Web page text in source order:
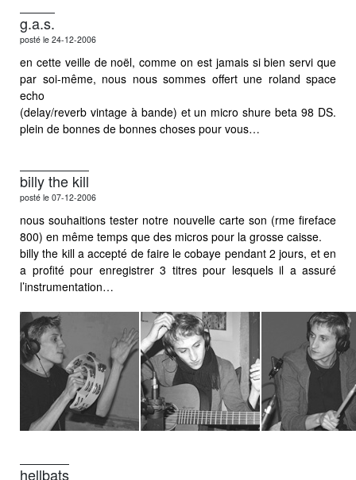
g.a.s.
posté le 24-12-2006
en cette veille de noël, comme on est jamais si bien servi que
par soi-même, nous nous sommes offert une roland space
echo
(delay/reverb vintage à bande) et un micro shure beta 98 DS.
plein de bonnes de bonnes choses pour vous…
billy the kill
posté le 07-12-2006
nous souhaitions tester notre nouvelle carte son (rme fireface
800) en même temps que des micros pour la grosse caisse.
billy the kill a accepté de faire le cobaye pendant 2 jours, et en
a profité pour enregistrer 3 titres pour lesquels il a assuré
l’instrumentation…
hellbats